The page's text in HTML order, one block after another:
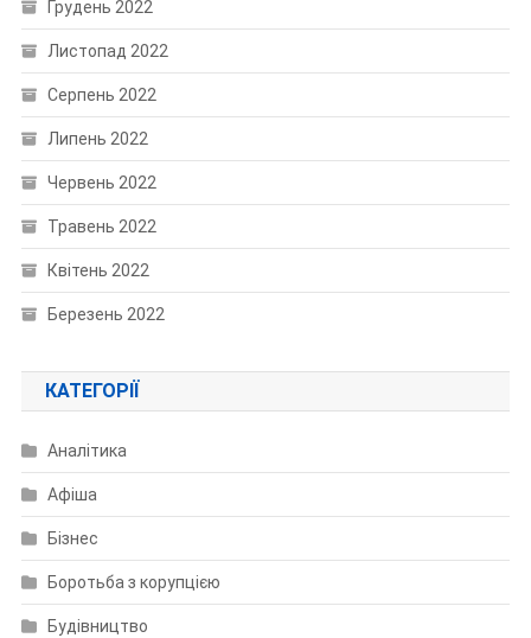
Грудень 2022
Листопад 2022
Серпень 2022
Липень 2022
Червень 2022
Травень 2022
Квітень 2022
Березень 2022
КАТЕГОРІЇ
Аналітика
Афіша
Бізнес
Боротьба з корупцією
Будівництво